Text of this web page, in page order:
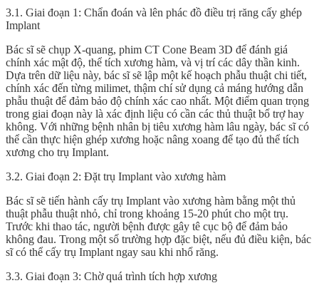
3.1. Giai đoạn 1: Chẩn đoán và lên phác đồ điều trị răng cấy ghép
Implant
Bác sĩ sẽ chụp X-quang, phim CT Cone Beam 3D để đánh giá
chính xác mật độ, thể tích xương hàm, và vị trí các dây thần kinh.
Dựa trên dữ liệu này, bác sĩ sẽ lập một kế hoạch phẫu thuật chi tiết,
chính xác đến từng milimet, thậm chí sử dụng cả máng hướng dẫn
phẫu thuật để đảm bảo độ chính xác cao nhất. Một điểm quan trọng
trong giai đoạn này là xác định liệu có cần các thủ thuật bổ trợ hay
không. Với những bệnh nhân bị tiêu xương hàm lâu ngày, bác sĩ có
thể cần thực hiện ghép xương hoặc nâng xoang để tạo đủ thể tích
xương cho trụ Implant.
3.2. Giai đoạn 2: Đặt trụ Implant vào xương hàm
Bác sĩ sẽ tiến hành cấy trụ Implant vào xương hàm bằng một thủ
thuật phẫu thuật nhỏ, chỉ trong khoảng 15-20 phút cho một trụ.
Trước khi thao tác, người bệnh được gây tê cục bộ để đảm bảo
không đau. Trong một số trường hợp đặc biệt, nếu đủ điều kiện, bác
sĩ có thể cấy trụ Implant ngay sau khi nhổ răng.
3.3. Giai đoạn 3: Chờ quá trình tích hợp xương